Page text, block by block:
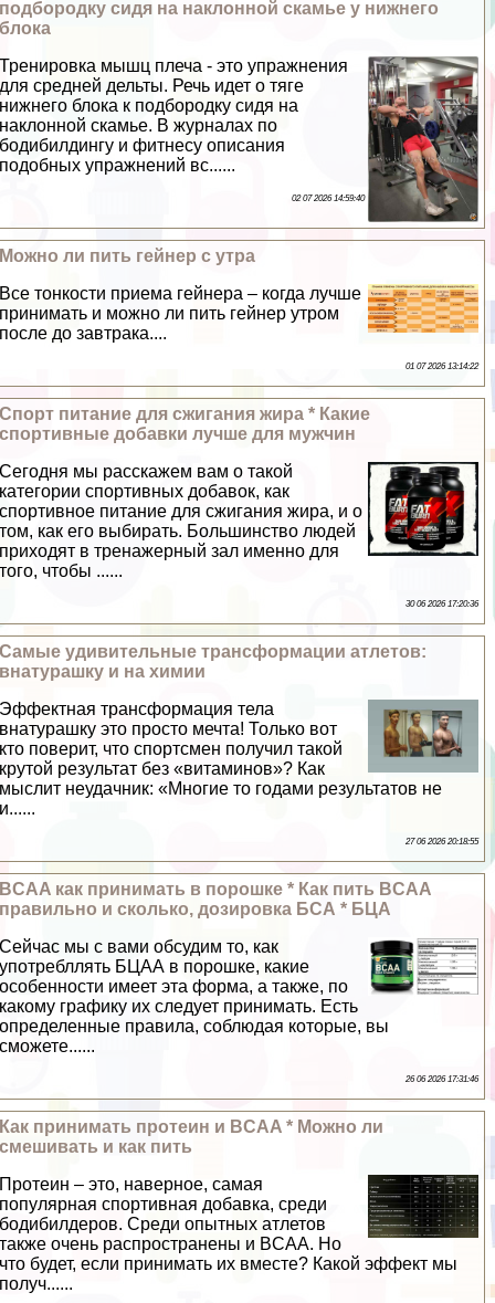
подбородку сидя на наклонной скамье у нижнего
блока
Тренировка мышц плеча - это упражнения
для средней дельты. Речь идет о тяге
нижнего блока к подбородку сидя на
наклонной скамье. В журналах по
бодибилдингу и фитнесу описания
подобных упражнений вс......
02 07 2026 14:59:40
Можно ли пить гeйнер с утра
Все тонкости приема гeйнера – когда лучше
принимать и можно ли пить гeйнер утром
после до завтpaка....
01 07 2026 13:14:22
Спорт питание для сжигания жира * Какие
спортивные добавки лучше для мужчин
Сегодня мы расскажем вам о такой
категории спортивных добавок, как
спортивное питание для сжигания жира, и о
том, как его выбирать. Большинство людей
приходят в тренажерный зал именно для
того, чтобы ......
30 06 2026 17:20:36
Самые удивительные трaнcформации атлетов:
внатурашку и на химии
Эффектная трaнcформация тела
внатурашку это просто мечта! Только вот
кто поверит, что спортсмен получил такой
крутой результат без «витаминов»? Как
мыслит неудачник: «Многие то годами результатов не
и......
27 06 2026 20:18:55
BCAA как принимать в порошке * Как пить BCAA
правильно и сколько, дозировка БСА * БЦА
Сейчас мы с вами обсудим то, как
употрeбллять БЦАА в порошке, какие
особенности имеет эта форма, а также, по
какому графику их следует принимать. Есть
определенные правила, соблюдая которые, вы
сможете......
26 06 2026 17:31:46
Как принимать протеин и BCAA * Можно ли
смешивать и как пить
Протеин – это, наверное, самая
популярная спортивная добавка, среди
бодибилдеров. Среди опытных атлетов
также очень распространены и BCAA. Но
что будет, если принимать их вместе? Какой эффект мы
получ......